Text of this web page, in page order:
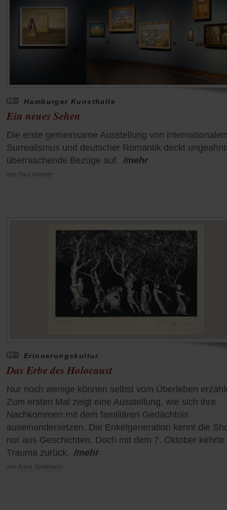
Hamburger Kunsthalle
Ein neues Sehen
Die erste gemeinsame Ausstellung von
Surrealismus und deutscher Romantik deckt
überraschende Bezüge auf. /mehr
von Paul Kreiner
Erinnerungskultur
Das Erbe des Holocaust
Nur noch wenige können selbst vom Überleben
Zum ersten Mal zeigt eine Ausstellung, wie sich ihre
Nachkommen mit dem familiären Gedächtnis
auseinandersetzen. Die Enkelgeneration kennt die
nur aus Geschichten. Doch mit dem 7. Oktober kehrte
Trauma zurück. /mehr
von Anne Strotmann